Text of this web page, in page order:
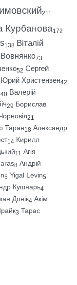
211
Курбанова172
138 Віталій
73
52 Сергей
Юрий Христензен42
40 Валерій
29 Борислав
21
Таран18 Александр
14 Кирилл
11 Агія
8 Андрій
5 Yigal Levin5
Кушнарь4
Донік4 Акім
3 Тарас